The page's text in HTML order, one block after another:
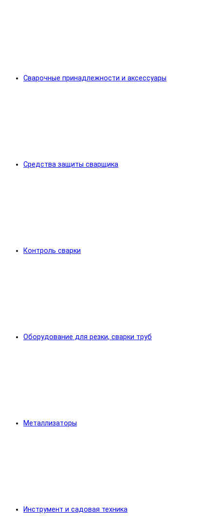
Сварочные принадлежности и аксессуары
Средства защиты сварщика
Контроль сварки
Оборудование для резки, сварки труб
Металлизаторы
Инструмент и садовая техника